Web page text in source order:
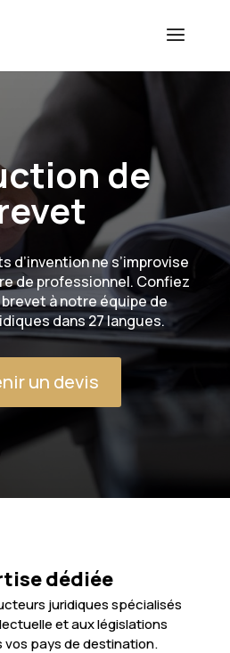
de
d’invention ne s’improvise
de professionnel. Confiez
à notre équipe de
dans 27 langues.
un devis
dédiée
juridiques spécialisés
et aux législations
pays de destination.